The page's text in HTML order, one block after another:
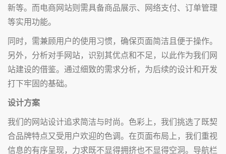
新等。而电商网站则需具备商品展示、网络支付、订单管理
等实用功能。
同时，需兼顾用户的使用习惯，确保页面简洁且便于操作。
另外，分析对手网站，识别其优点和不足，以此作为我们网
站建设的借鉴。通过细致的需求分析，为后续的设计和开发
打下牢固的基础。
设计方案
我们的网站设计追求简洁与时尚。色彩上，我们挑选了既契
合品牌特点又受用户欢迎的色调。在页面布局上，我们重视
信息的有序呈现，力求既不显得拥挤也不显得空洞。导航栏